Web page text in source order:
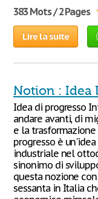
383 Mots / 2 Pages
Lire la suite
Notion : Idea
Idea di progresso
andare avanti, di
e la
progresso è
industriale nel
sinonimo di
questa nozione
sessanta in Italia